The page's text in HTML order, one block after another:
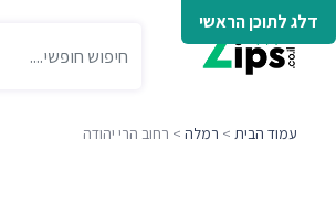
דלג לתוכן הראשי
עמוד הבית > רמלה > רחוב הרי יהודה